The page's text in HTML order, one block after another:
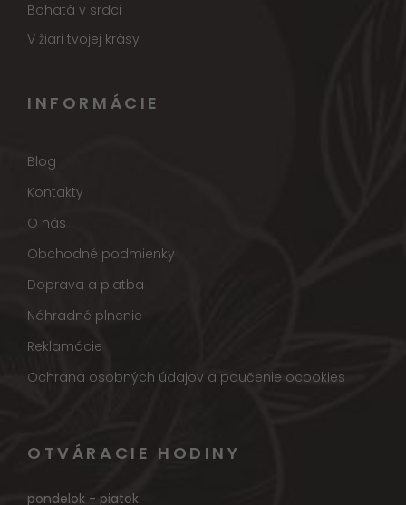
Bohatá v srdci
V žiari tvojej krásy
INFORMÁCIE
Blog
Kontakty
O nás
Obchodné podmienky
Doprava a platba
Náhradné plnenie
Reklamácie
Ochrana osobných údajov a poučenie ocookies
OTVÁRACIE HODINY
pondelok - piatok: